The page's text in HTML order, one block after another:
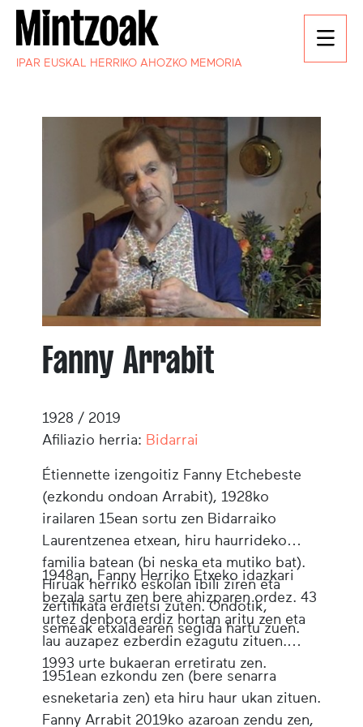
IPAR EUSKAL HERRIKO AHOZKO MEMORIA
Fanny Arrabit
1928 / 2019
Afiliazio herria: Bidarrai
Étiennette izengoitiz Fanny Etchebeste
(ezkondu ondoan Arrabit), 1928ko
irailaren 15ean sortu zen Bidarraiko
Laurentzenea etxean, hiru haurrideko
familia batean (bi neska eta mutiko bat).
Hiruak herriko eskolan ibili ziren eta
zertifikata erdietsi zuten. Ondotik,
semeak etxaldearen segida hartu zuen.
1948an, Fanny Herriko Etxeko idazkari
bezala sartu zen bere ahizparen ordez. 43
urtez denbora erdiz hortan aritu zen eta
lau auzapez ezberdin ezagutu zituen.
1993 urte bukaeran erretiratu zen.
1951ean ezkondu zen (bere senarra
esneketaria zen) eta hiru haur ukan zituen.
Fanny Arrabit 2019ko azaroan zendu zen,